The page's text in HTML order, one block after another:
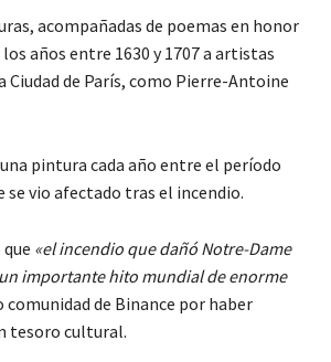
acompañadas de poemas en honor
años entre 1630 y 1707 a artistas
de París, como Pierre-Antoine
pintura cada año entre el período
vio afectado tras el incendio.
«el incendio que dañó Notre-Dame
importante hito mundial de enorme
de Binance por haber
tesoro cultural.